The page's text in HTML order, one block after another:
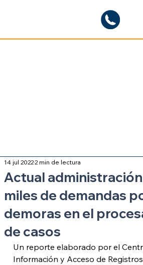
Actual
miles de demandas
demoras en el
de casos
14 jul 20222 min de lectura
Un reporte elaborado por el
Información y Acceso de Registros